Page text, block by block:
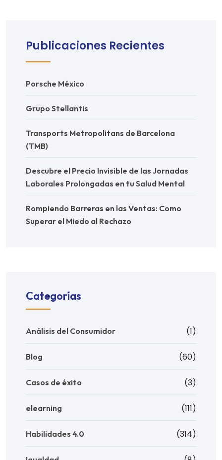
Publicaciones Recientes
Porsche México
Grupo Stellantis
Transports Metropolitans de Barcelona
(TMB)
Descubre el Precio Invisible de las Jornadas
Laborales Prolongadas en tu Salud Mental
Rompiendo Barreras en las Ventas: Como
Superar el Miedo al Rechazo
Categorías
Análisis del Consumidor (1)
Blog (60)
Casos de éxito (3)
elearning (111)
Habilidades 4.0 (314)